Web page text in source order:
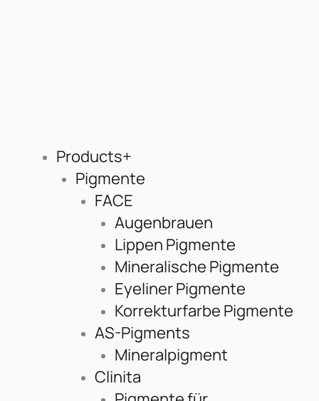
Products+
Pigmente
FACE
Augenbrauen
Lippen Pigmente
Mineralische Pigmente
Eyeliner Pigmente
Korrekturfarbe Pigmente
AS-Pigments
Mineralpigment
Clinita